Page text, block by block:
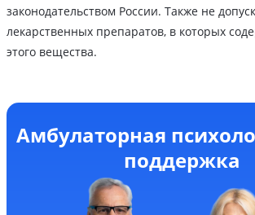
законодательством России. Также не
лекарственных препаратов, в которых
этого вещества.
Амбулаторная
поддержка